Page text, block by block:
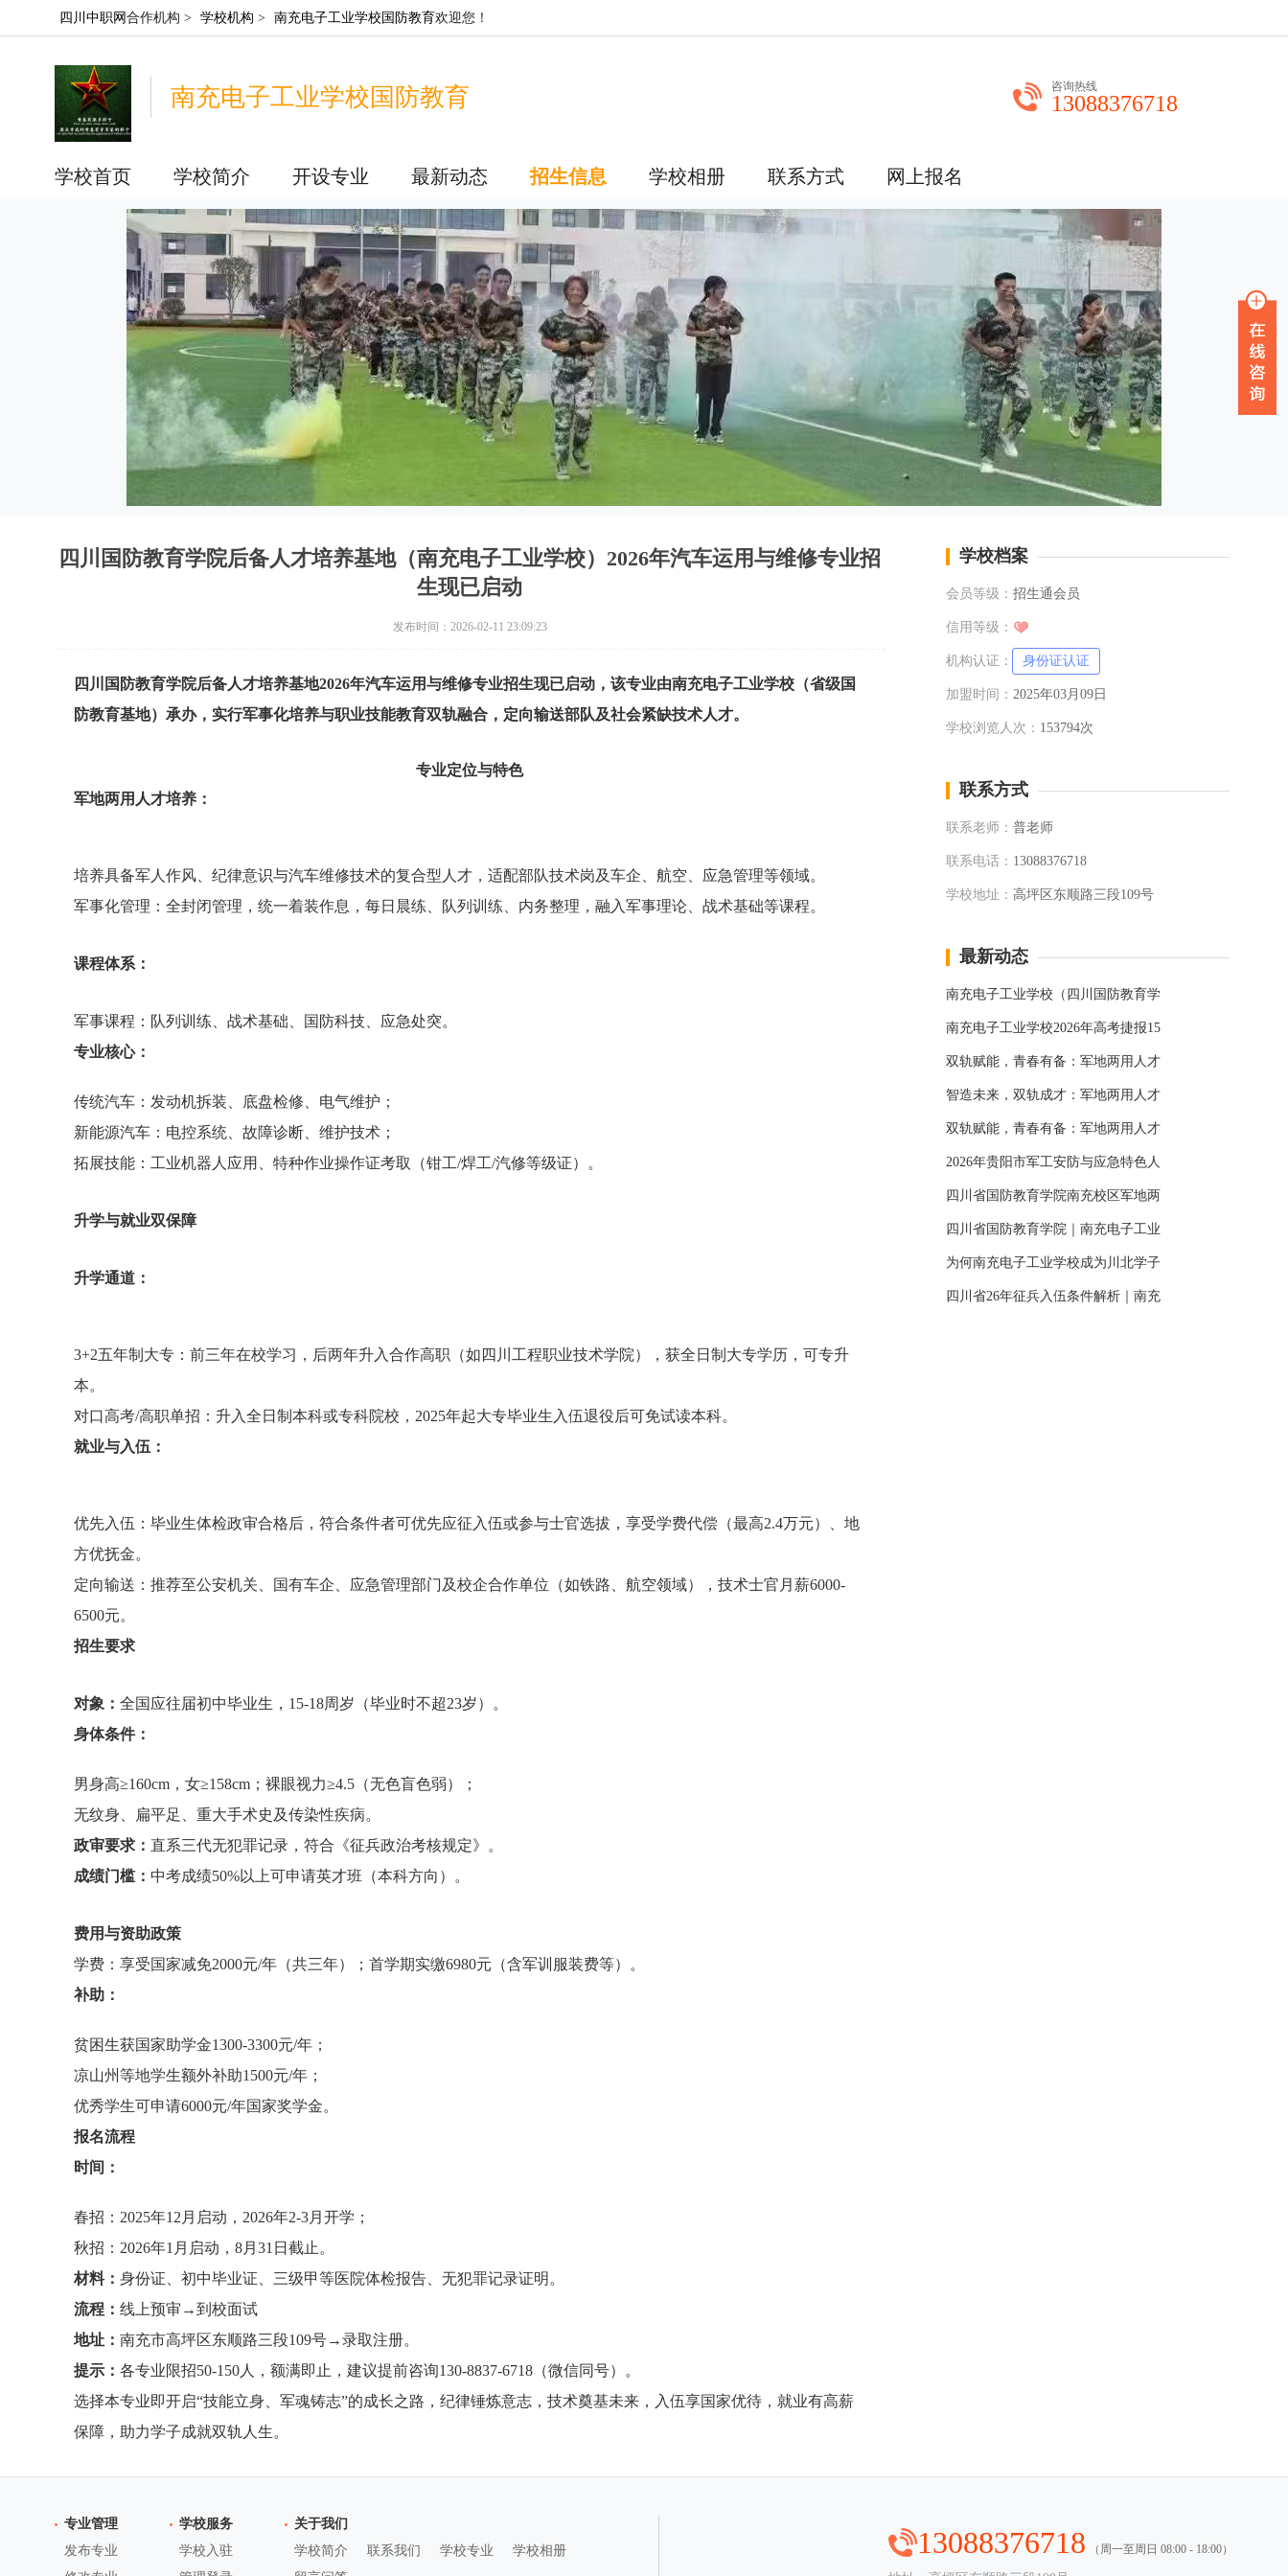
四川中职网 合作机构 > 学校机构 > 南充电子工业学校国防教育欢迎您！
南充电子工业学校国防教育 咨询热线
13088376718
学校首页 学校简介 开设专业 最新动态 招生信息 学校相册 联系方式 网上报名
四川国防教育学院后备人才培养基地（南充电子工业学校）2026年汽车运用与维修专业招
生现已启动
发布时间：2026-02-11 23:09:23
四川国防教育学院后备人才培养基地2026年汽车运用与维修专业招生现已启动，该专业由南充电子工业学校（省级国
防教育基地）承办，实行军事化培养与职业技能教育双轨融合，定向输送部队及社会紧缺技术人才。
专业定位与特色
军地两用人才培养：
培养具备军人作风、纪律意识与汽车维修技术的复合型人才，适配部队技术岗及车企、航空、应急管理等领域。
军事化管理：全封闭管理，统一着装作息，每日晨练、队列训练、内务整理，融入军事理论、战术基础等课程。
课程体系：
军事课程：队列训练、战术基础、国防科技、应急处突。
专业核心：
传统汽车：发动机拆装、底盘检修、电气维护；
新能源汽车：电控系统、故障诊断、维护技术；
拓展技能：工业机器人应用、特种作业操作证考取（钳工/焊工/汽修等级证）。
升学与就业双保障
升学通道：
3+2五年制大专：前三年在校学习，后两年升入合作高职（如四川工程职业技术学院），获全日制大专学历，可专升
本。
对口高考/高职单招：升入全日制本科或专科院校，2025年起大专毕业生入伍退役后可免试读本科。
就业与入伍：
优先入伍：毕业生体检政审合格后，符合条件者可优先应征入伍或参与士官选拔，享受学费代偿（最高2.4万元）、地
方优抚金。
定向输送：推荐至公安机关、国有车企、应急管理部门及校企合作单位（如铁路、航空领域），技术士官月薪6000-
6500元。
招生要求
对象： 全国应往届初中毕业生，15-18周岁（毕业时不超23岁）。
身体条件：
男身高≥160cm，女≥158cm；裸眼视力≥4.5（无色盲色弱）；
无纹身、扁平足、重大手术史及传染性疾病。
政审要求： 直系三代无犯罪记录，符合《征兵政治考核规定》。
成绩门槛： 中考成绩50%以上可申请英才班（本科方向）。
费用与资助政策
学费：享受国家减免2000元/年（共三年）；首学期实缴6980元（含军训服装费等）。
补助：
贫困生获国家助学金1300-3300元/年；
凉山州等地学生额外补助1500元/年；
优秀学生可申请6000元/年国家奖学金。
报名流程
时间：
春招：2025年12月启动，2026年2-3月开学；
秋招：2026年1月启动，8月31日截止。
材料： 身份证、初中毕业证、三级甲等医院体检报告、无犯罪记录证明。
流程： 线上预审→到校面试
地址： 南充市高坪区东顺路三段109号→录取注册。
提示： 各专业限招50-150人，额满即止，建议提前咨询130-8837-6718（微信同号）。
选择本专业即开启“技能立身、军魂铸志”的成长之路，纪律锤炼意志，技术奠基未来，入伍享国家优待，就业有高薪
保障，助力学子成就双轨人生。
学校档案
会员等级： 招生通会员
信用等级：
机构认证： 身份证认证
加盟时间： 2025年03月09日
学校浏览人次： 153794次
联系方式
联系老师： 普老师
联系电话： 13088376718
学校地址： 高坪区东顺路三段109号
最新动态
南充电子工业学校（四川国防教育学
南充电子工业学校2026年高考捷报15
双轨赋能，青春有备：军地两用人才
智造未来，双轨成才：军地两用人才
双轨赋能，青春有备：军地两用人才
2026年贵阳市军工安防与应急特色人
四川省国防教育学院南充校区军地两
四川省国防教育学院｜南充电子工业
为何南充电子工业学校成为川北学子
四川省26年征兵入伍条件解析｜南充
专业管理
发布专业
学校服务
学校入驻
关于我们
学校简介
联系我们 学校专业
学校相册
13088376718 （周一至周日 08:00 - 18:00）